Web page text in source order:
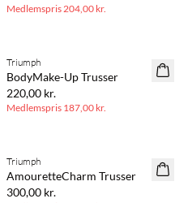
Medlemspris204,00 kr.
Triumph
BodyMake-Up Trusser
220,00 kr.
Medlemspris 187,00 kr.
Triumph
AmouretteCharm Trusser
300,00 kr.